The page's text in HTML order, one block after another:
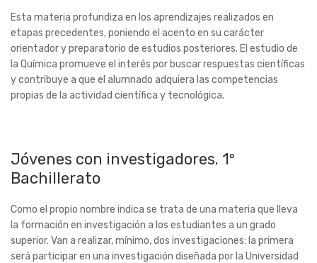
Esta materia profundiza en los aprendizajes realizados en
etapas precedentes, poniendo el acento en su carácter
orientador y preparatorio de estudios posteriores. El estudio de
la Química promueve el interés por buscar respuestas científicas
y contribuye a que el alumnado adquiera las competencias
propias de la actividad científica y tecnológica.
Jóvenes con investigadores. 1º
Bachillerato
Como el propio nombre indica se trata de una materia que lleva
la formación en investigación a los estudiantes a un grado
superior. Van a realizar, mínimo, dos investigaciones: la primera
será participar en una investigación diseñada por la Universidad